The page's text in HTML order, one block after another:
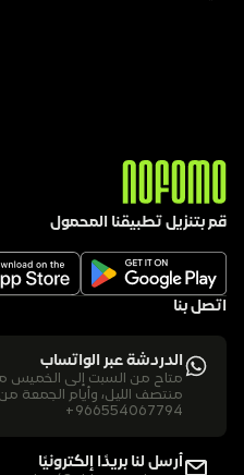
قم بتنزيل تطبيقنا المحمول
اتصل بنا
الدردشة عبر الواتساب
منتصف الليل، وأيام الجمعة من الساعة 3 مساءً
+966554067794
أرسل لنا بريدًا إلكترونيًا